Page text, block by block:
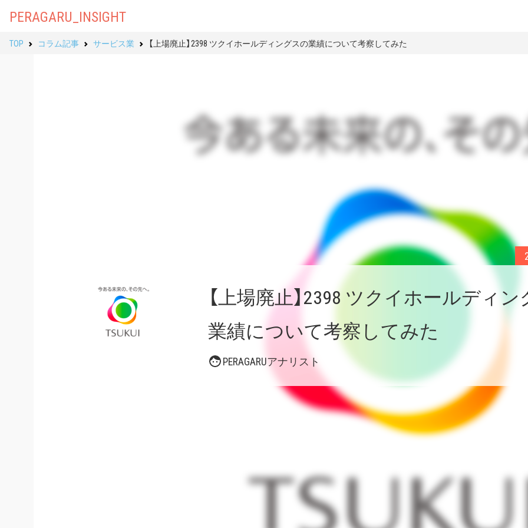
PERAGARU_INSIGHT
TOP コラム記事 サービス業 【上場廃止】2398 ツクイホールディングスの業績について考察してみた
【上場廃止】2398 ツクイホールディ
業績について考察してみた
PERAGARUアナリスト